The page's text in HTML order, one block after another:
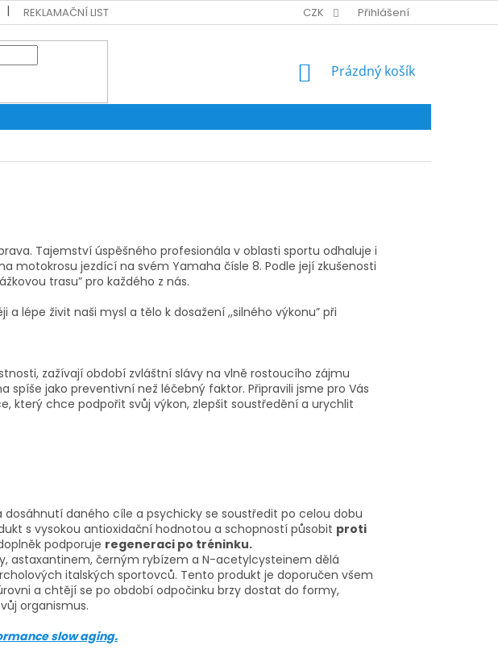
REKLAMAČNÍ LIST CZK Přihlášení
NÁKUPNÍ
Prázdný košík
Tajemství úspěšného profesionála v oblasti sportu odhaluje i
motokrosu jezdící na svém Yamaha čísle 8. Podle její zkušenosti
trasu” pro každého z nás.
lépe živit naši mysl a tělo k dosažení ,,silného výkonu” při
zažívají období zvláštní slávy na vlně rostoucího zájmu
jako preventivní než léčebný faktor. Připravili jsme pro Vás
který chce podpořit svůj výkon, zlepšit soustředění a urychlit
daného cíle a psychicky se soustředit po celou dobu
s vysokou antioxidační hodnotou a schopností působit proti
podporuje regeneraci po tréninku.
astaxantinem, černým rybízem a N-acetylcysteinem dělá
italských sportovců. Tento produkt je doporučen všem
a chtějí se po období odpočinku brzy dostat do formy,
organismus.
slow aging.